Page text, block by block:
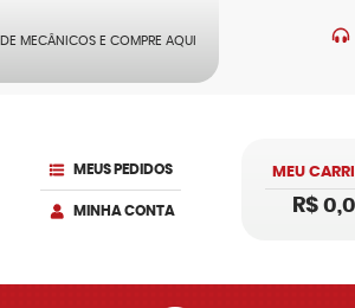
DE MECÂNICOS E COMPRE AQUI
MEUS PEDIDOS
MINHA CONTA
MEU
R$